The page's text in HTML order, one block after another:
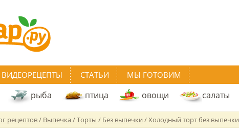
ВИДЕОРЕЦЕПТЫ СТАТЬИ МЫ ГОТОВИМ
рыба птица овощи салаты
рецептов/ Выпечка/Торты / Без выпечки /Холодный торт без выпечки